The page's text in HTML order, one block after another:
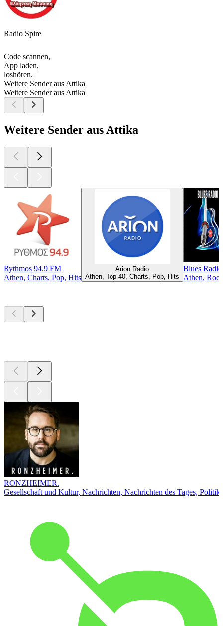
Radio Spire
Code scannen,
App laden,
loshören.
Weitere Sender aus Attika
Weitere Sender aus Attika
Weitere Sender aus Attika
Rythmos 94.9 FM
Athen, Charts, Pop, Hits
Arion Radio
Athen, Top 40, Charts, Pop, Hits
Blues Radio
Athen,
RONZHEIMER.
Gesellschaft und Kultur, Nachrichten, Nachrichten des Tages, Politik